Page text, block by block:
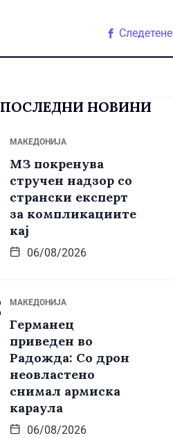
Следетене
ПОСЛЕДНИ НОВИНИ
МАКЕДОНИЈА
МЗ покренува
стручен надзор со
странски експерт
за компликациите
кај
06/08/2026
МАКЕДОНИЈА
Германец
приведен во
Радожда: Со дрон
неовластено
снимал армиска
караула
06/08/2026